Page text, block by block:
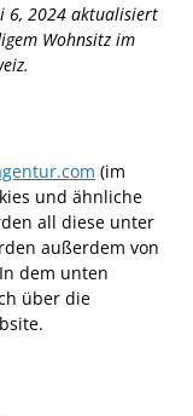
6, 2024 aktualisiert
Wohnsitz im
(im
und ähnliche
all diese unter
außerdem von
dem unten
über die